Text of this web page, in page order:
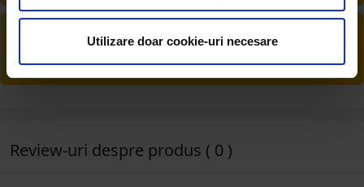
Utilizare doar cookie-uri necesare
Livrăm rapid, avem toate produsele în
depozitul nostru din Arad
Review-uri despre produs ( 0 )